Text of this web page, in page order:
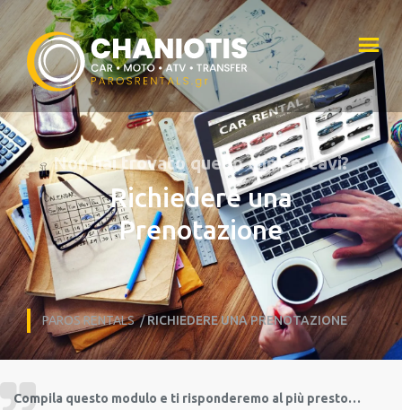
Non hai trovato quello che cercavi?
Richiedere una
Prenotazione
PAROS RENTALS/RICHIEDERE UNA PRENOTAZIONE
Compila questo modulo e ti risponderemo al più presto…